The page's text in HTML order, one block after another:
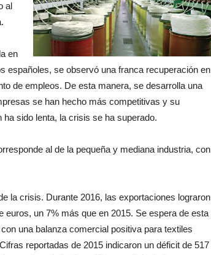
al
en
españoles, se observó una franca recuperación en
de empleos. De esta manera, se desarrolla una
se han hecho más competitivas y su
sido lenta, la crisis se ha superado.
al de la pequeña y mediana industria, con
la crisis. Durante 2016, las exportaciones lograron
un 7% más que en 2015. Se espera de esta
una balanza comercial positiva para textiles
reportadas de 2015 indicaron un déficit de 517